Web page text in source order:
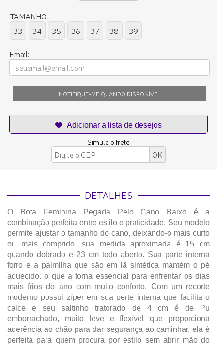
TAMANHO:
33
34 35 36 37 38 39
Email:
NOTIFIQUE-ME QUANDO DISPONÍVEL
Simule o frete
DETALHES
O Bota Feminina Pegada Pelo Cano Baixo é a
combinação perfeita entre estilo e praticidade. Seu modelo
permite ajustar o tamanho do cano, deixando-o mais curto
ou mais comprido, sua medida aproximada é 15 cm
quando dobrado e 23 cm todo aberto. Sua parte interna
forro e a palmilha que são em lã sintética mantém o pé
aquecido, o que a torna essencial para enfrentar os dias
mais frios do ano com muito conforto. Com um recorte
moderno possui zíper em sua perte interna que facilita o
calce e seu saltinho tratorado de 4 cm é de Pu
emborrachado, muito leve e flexível que proporciona
aderência ao chão para dar segurança ao caminhar, ela é
perfeita para quem procura por estilo sem abrir mão do